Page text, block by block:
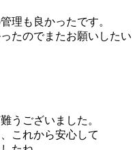
理も良かったです。
たのでまたお願いしたい
うございました。
これから安心して